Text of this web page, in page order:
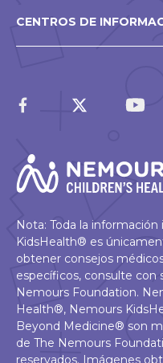
CENTROS DE
Nota: Toda la
KidsHealth® es
obtener consejos
específicos, consulte con
Nemours Foundation.
Health®, Nemours
Beyond Medicine® son
de The Nemours
reservados. Imágenes